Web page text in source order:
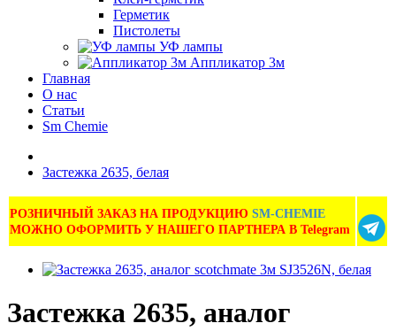
Герметик
Пистолеты
УФ лампы
Аппликатор 3м
Главная
О нас
Статьи
Sm Chemie
Застежка 2635, белая
РОЗНИЧНЫЙ ЗАКАЗ НА ПРОДУКЦИЮ SM-CHEMIE
МОЖНО ОФОРМИТЬ У НАШЕГО ПАРТНЕРА В Telegram
Застежка 2635, аналог